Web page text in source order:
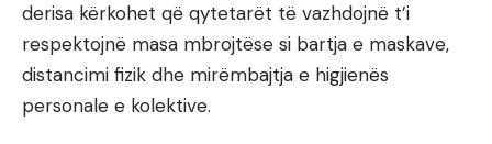
derisa kërkohet që qytetarët të vazhdojnë t’i
respektojnë masa mbrojtëse si bartja e maskave,
distancimi fizik dhe mirëmbajtja e higjienës
personale e kolektive.